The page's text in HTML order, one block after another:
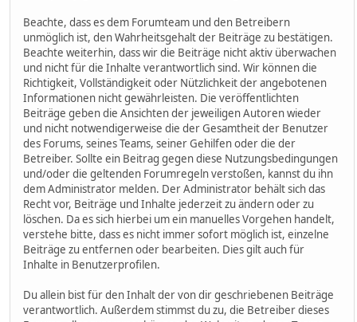
Beachte, dass es dem Forumteam und den Betreibern
unmöglich ist, den Wahrheitsgehalt der Beiträge zu bestätigen.
Beachte weiterhin, dass wir die Beiträge nicht aktiv überwachen
und nicht für die Inhalte verantwortlich sind. Wir können die
Richtigkeit, Vollständigkeit oder Nützlichkeit der angebotenen
Informationen nicht gewährleisten. Die veröffentlichten
Beiträge geben die Ansichten der jeweiligen Autoren wieder
und nicht notwendigerweise die der Gesamtheit der Benutzer
des Forums, seines Teams, seiner Gehilfen oder die der
Betreiber. Sollte ein Beitrag gegen diese Nutzungsbedingungen
und/oder die geltenden Forumregeln verstoßen, kannst du ihn
dem Administrator melden. Der Administrator behält sich das
Recht vor, Beiträge und Inhalte jederzeit zu ändern oder zu
löschen. Da es sich hierbei um ein manuelles Vorgehen handelt,
verstehe bitte, dass es nicht immer sofort möglich ist, einzelne
Beiträge zu entfernen oder bearbeiten. Dies gilt auch für
Inhalte in Benutzerprofilen.
Du allein bist für den Inhalt der von dir geschriebenen Beiträge
verantwortlich. Außerdem stimmst du zu, die Betreiber dieses